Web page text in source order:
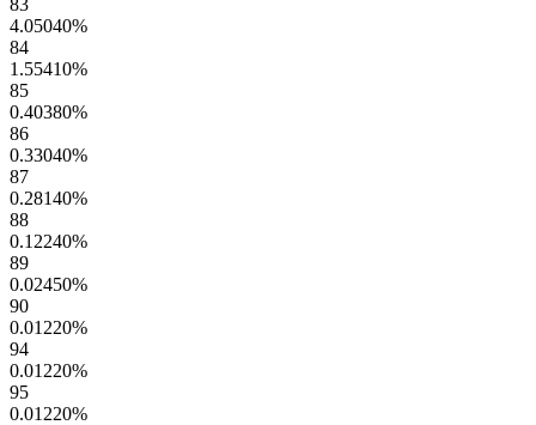
4.05040%
84
1.55410%
85
0.40380%
86
0.33040%
87
0.28140%
88
0.12240%
89
0.02450%
90
0.01220%
94
0.01220%
95
0.01220%